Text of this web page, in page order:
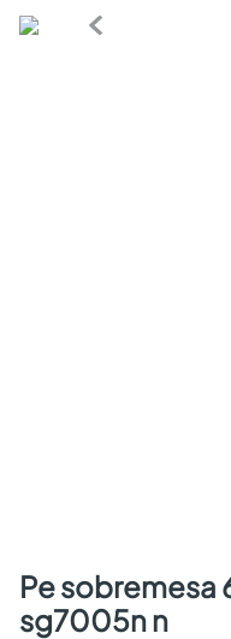
pe sobremesa 6 puestos gn
sg7005n n
comedores